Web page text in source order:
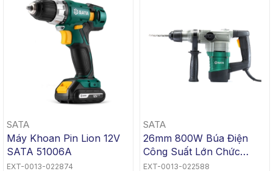
SATA
Máy Khoan Pin Lion 12V
SATA 51006A
EXT-0013-022874
SATA
26mm 800W Búa Điện
Công Suất Lớn Chức
Năng Kép Thép CR-V
EXT-0013-022588